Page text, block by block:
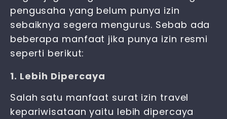
pengusaha yang belum punya izin
sebaiknya segera mengurus. Sebab ada
beberapa manfaat jika punya izin resmi
seperti berikut:
1. Lebih Dipercaya
Salah satu manfaat surat izin travel
kepariwisataan yaitu lebih dipercaya